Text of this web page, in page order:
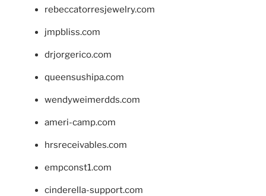
rebeccatorresjewelry.com
jmpbliss.com
drjorgerico.com
queensushipa.com
wendyweimerdds.com
ameri-camp.com
hrsreceivables.com
empconst1.com
cinderella-support.com